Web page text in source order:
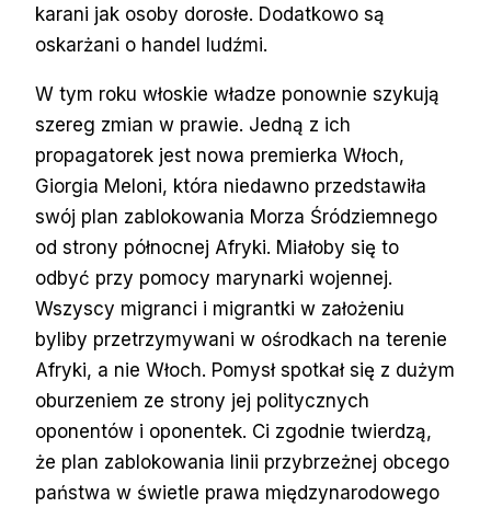
karani jak osoby dorosłe. Dodatkowo są
oskarżani o handel ludźmi.
W tym roku włoskie władze ponownie szykują
szereg zmian w prawie. Jedną z ich
propagatorek jest nowa premierka Włoch,
Giorgia Meloni, która niedawno przedstawiła
swój plan zablokowania Morza Śródziemnego
od strony północnej Afryki. Miałoby się to
odbyć przy pomocy marynarki wojennej.
Wszyscy migranci i migrantki w założeniu
byliby przetrzymywani w ośrodkach na terenie
Afryki, a nie Włoch. Pomysł spotkał się z dużym
oburzeniem ze strony jej politycznych
oponentów i oponentek. Ci zgodnie twierdzą,
że plan zablokowania linii przybrzeżnej obcego
państwa w świetle prawa międzynarodowego